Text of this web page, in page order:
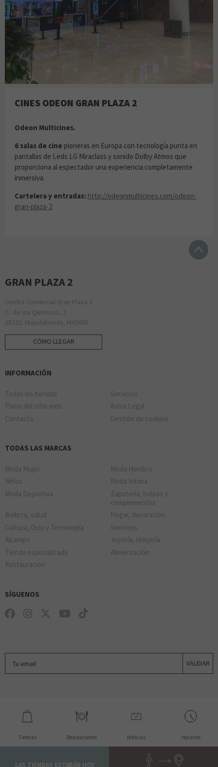
CINES ODEON GRAN PLAZA 2
Odeon Multicines.
6 salas de cine pioneras en Europa con tecnología punta en
pantallas de Leds LG Miraclass y sonido Dolby Atmos que
proporciona al espectador una experiencia completamente
inmersiva.
Cartelera y entradas: http://odeonmulticines.com/odeon-
gran-plaza-2
GRAN PLAZA 2
Centro Comercial Gran Plaza 2
C/ de los Químicos, 2
28222. Majadahonda, MADRID
CÓMO LLEGAR
INFORMACIÓN
Todas las tiendas
Servicios
Plano del sitio web
Aviso Legal
Contacto
Gestión de cookies
TODAS LAS MARCAS
Moda Mujer
Moda Hombre
Niños
Moda Intima
Moda Deportiva
Zapatería, bolsos y
complementos
Belleza, salud
Hogar, decoración
Cultura, Ocio y Tecnología
Servicios
Alcampo
Joyería, relojería
Tienda especializada
Alimentación
Restauración
SÍGUENOS
VALIDAR
Tiendas Restaurantes Noticias Horarios
LAS TIENDAS ESTARÁN HOY